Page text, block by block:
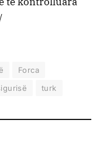
Forca
turk